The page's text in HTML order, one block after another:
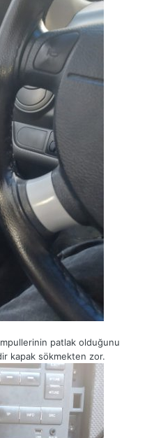
patlak olduğunu
kapak sökmekten zor.